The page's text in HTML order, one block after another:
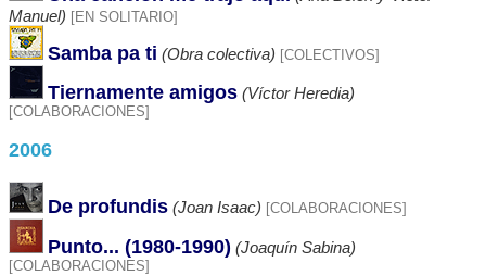
Manuel)
[EN SOLITARIO]
Samba pa ti (Obra colectiva) [COLECTIVOS]
Tiernamente amigos (Víctor Heredia)
[COLABORACIONES]
2006
De profundis (Joan Isaac) [COLABORACIONES]
Punto... (1980-1990) (Joaquín Sabina)
[COLABORACIONES]